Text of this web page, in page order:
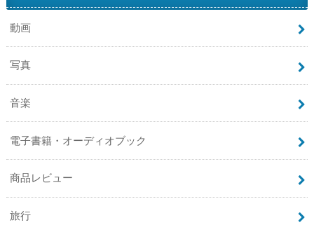
動画
写真
音楽
電子書籍・オーディオブック
商品レビュー
旅行